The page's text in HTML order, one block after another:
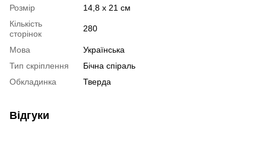
Розмір
14,8 х 21 см
Кількість
сторінок
280
Мова
Українська
Тип скріплення
Бічна спіраль
Обкладинка
Тверда
Відгуки